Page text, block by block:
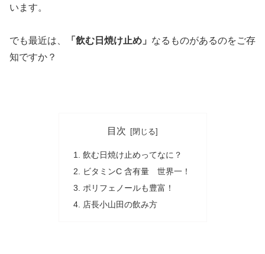
います。
でも最近は、 「飲む日焼け止め」 なるものがあるのをご存
知ですか？
目次
飲む日焼け止めってなに？
ビタミンC 含有量 世界一！
ポリフェノールも豊富！
店長小山田の飲み方